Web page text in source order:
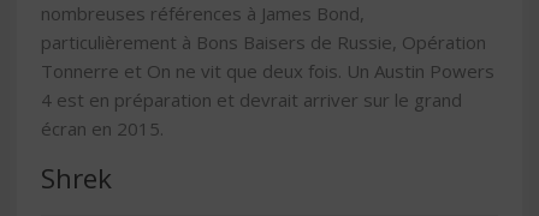
nombreuses références à James Bond,
particulièrement à Bons Baisers de Russie, Opération
Tonnerre et On ne vit que deux fois. Un Austin Powers
4 est en préparation et devrait arriver sur le grand
écran en 2015.
Shrek